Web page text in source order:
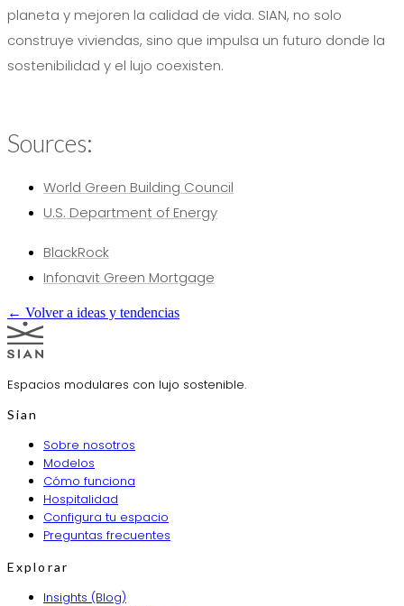
planeta y mejoren la calidad de vida. SIAN, no solo
construye viviendas, sino que impulsa un futuro donde la
sostenibilidad y el lujo coexisten.
Sources:
World Green Building Council
U.S. Department of Energy
BlackRock
Infonavit Green Mortgage
← Volver a ideas y tendencias
Espacios modulares con lujo sostenible.
Sian
Sobre nosotros
Modelos
Cómo funciona
Hospitalidad
Configura tu espacio
Preguntas frecuentes
Explorar
Insights (Blog)